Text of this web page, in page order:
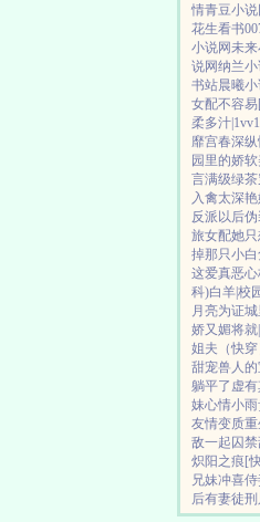
情青豆小说
花生看书
小说网未来
说网纳兰小
书站晨曦小
女配不容
柔多汁|1vv1
靡宫春深纵
园里的娇软
言满级绿
入禽太深
反派以后
旅女配她
掉那只小
这爱真恶心
科)白羊|校
月亮为证城
娇又媚将就
姐夫 （快
甜宠兽人
躺平了 虚
妹心情小雨
友情变质重
敌一起囚禁
炽阳之痕 [
兄妹冲喜
后有妻徒刑